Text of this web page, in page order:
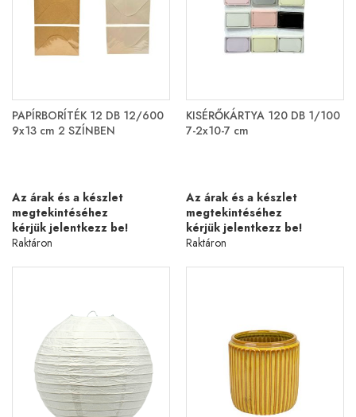
PAPÍRBORÍTÉK 12 DB 12/600
9x13 cm 2 SZÍNBEN
Az árak és a készlet
megtekintéséhez
kérjük jelentkezz be!
Raktáron
KISÉRŐKÁRTYA 120 DB 1/100
7-2x10-7 cm
Az árak és a készlet
megtekintéséhez
kérjük jelentkezz be!
Raktáron